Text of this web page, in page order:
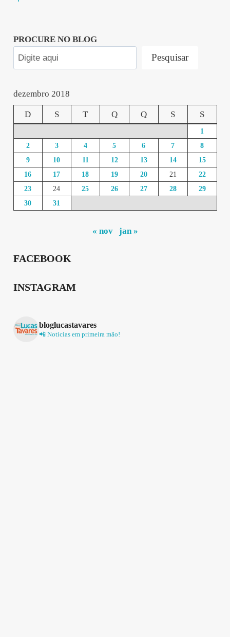
PROCURE NO BLOG
Pesquisar
dezembro 2018
D S T Q Q S S
1
2
3 4 5 6 7
8
9
10 11 12 13 14
15
16
17 18 19 20 21
22
23
24 25 26 27 28
29
30
31
« nov jan »
FACEBOOK
INSTAGRAM
bloglucastavares
📲 Notícias em primeira mão!